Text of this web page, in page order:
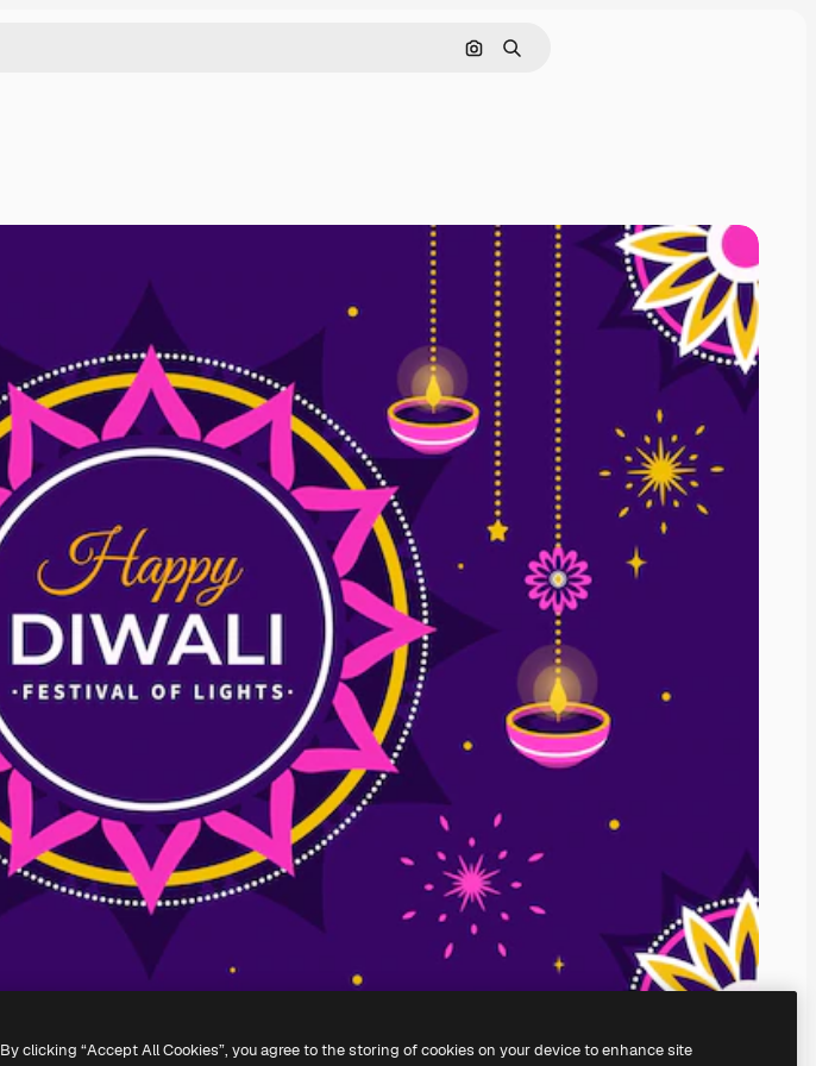
Buscar por imagen
Buscar
By clicking “Accept All Cookies”, you agree to the storing of cookies on your device to enhance site